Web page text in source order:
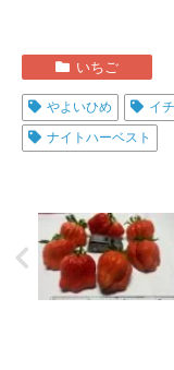
いちご
やよいひめ イ
ナイトハーベスト